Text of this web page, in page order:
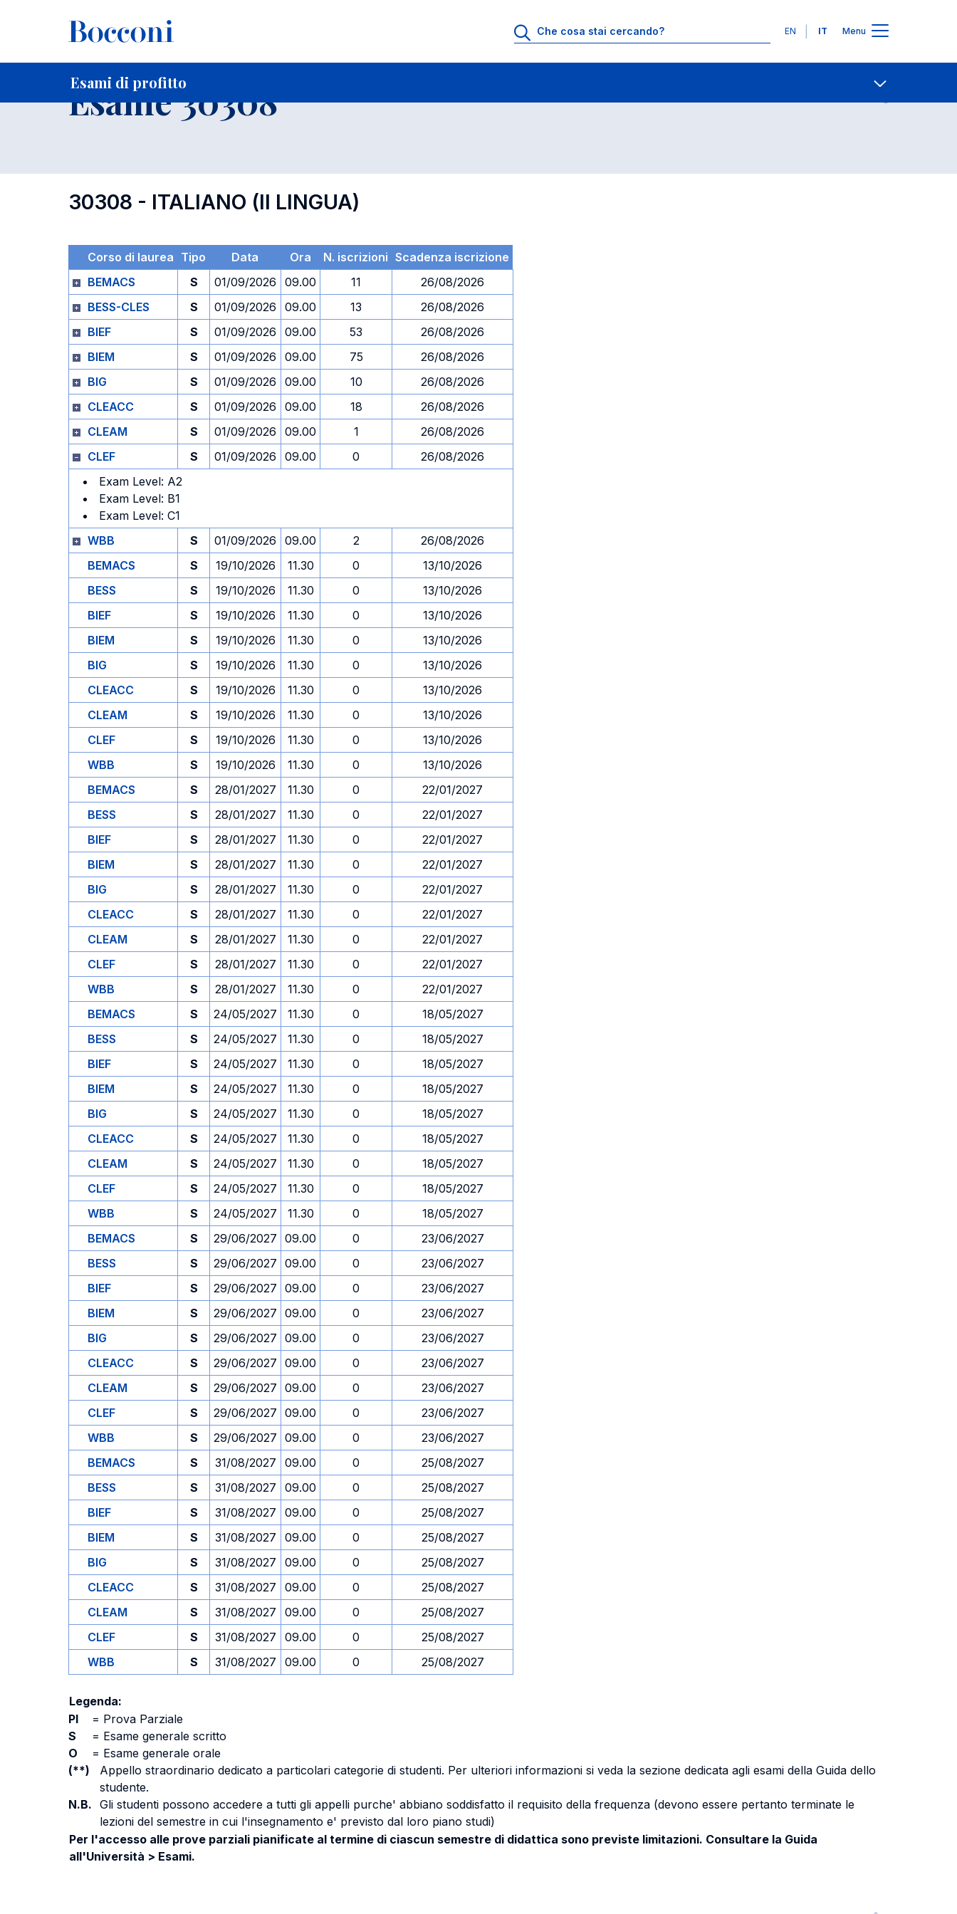
Lingue
EN IT Menu
Esami di profitto
Home Per studenti iscritti Contatti
Esame 30308
30308 - ITALIANO (II LINGUA)
Corso di laurea Tipo Data Ora N. iscrizioni Scadenza iscrizione
BEMACS
S 01/09/2026 09.00 11
26/08/2026
BESS-CLES
S 01/09/2026 09.00 13
26/08/2026
BIEF
S 01/09/2026 09.00 53
26/08/2026
BIEM
S 01/09/2026 09.00 75
26/08/2026
BIG
S 01/09/2026 09.00 10
26/08/2026
CLEACC
S 01/09/2026 09.00 18
26/08/2026
CLEAM
S 01/09/2026 09.00 1
26/08/2026
CLEF
S 01/09/2026 09.00 0
26/08/2026
Exam Level: A2
Exam Level: B1
Exam Level: C1
WBB
S 01/09/2026 09.00 2
26/08/2026
BEMACS
S 19/10/2026 11.30 0
13/10/2026
BESS
S 19/10/2026 11.30 0
13/10/2026
BIEF
S 19/10/2026 11.30 0
13/10/2026
BIEM
S 19/10/2026 11.30 0
13/10/2026
BIG
S 19/10/2026 11.30 0
13/10/2026
CLEACC
S 19/10/2026 11.30 0
13/10/2026
CLEAM
S 19/10/2026 11.30 0
13/10/2026
CLEF
S 19/10/2026 11.30 0
13/10/2026
WBB
S 19/10/2026 11.30 0
13/10/2026
BEMACS
S 28/01/2027 11.30 0
22/01/2027
BESS
S 28/01/2027 11.30 0
22/01/2027
BIEF
S 28/01/2027 11.30 0
22/01/2027
BIEM
S 28/01/2027 11.30 0
22/01/2027
BIG
S 28/01/2027 11.30 0
22/01/2027
CLEACC
S 28/01/2027 11.30 0
22/01/2027
CLEAM
S 28/01/2027 11.30 0
22/01/2027
CLEF
S 28/01/2027 11.30 0
22/01/2027
WBB
S 28/01/2027 11.30 0
22/01/2027
BEMACS
S 24/05/2027 11.30 0
18/05/2027
BESS
S 24/05/2027 11.30 0
18/05/2027
BIEF
S 24/05/2027 11.30 0
18/05/2027
BIEM
S 24/05/2027 11.30 0
18/05/2027
BIG
S 24/05/2027 11.30 0
18/05/2027
CLEACC
S 24/05/2027 11.30 0
18/05/2027
CLEAM
S 24/05/2027 11.30 0
18/05/2027
CLEF
S 24/05/2027 11.30 0
18/05/2027
WBB
S 24/05/2027 11.30 0
18/05/2027
BEMACS
S 29/06/2027 09.00 0
23/06/2027
BESS
S 29/06/2027 09.00 0
23/06/2027
BIEF
S 29/06/2027 09.00 0
23/06/2027
BIEM
S 29/06/2027 09.00 0
23/06/2027
BIG
S 29/06/2027 09.00 0
23/06/2027
CLEACC
S 29/06/2027 09.00 0
23/06/2027
CLEAM
S 29/06/2027 09.00 0
23/06/2027
CLEF
S 29/06/2027 09.00 0
23/06/2027
WBB
S 29/06/2027 09.00 0
23/06/2027
BEMACS
S 31/08/2027 09.00 0
25/08/2027
BESS
S 31/08/2027 09.00 0
25/08/2027
BIEF
S 31/08/2027 09.00 0
25/08/2027
BIEM
S 31/08/2027 09.00 0
25/08/2027
BIG
S 31/08/2027 09.00 0
25/08/2027
CLEACC
S 31/08/2027 09.00 0
25/08/2027
CLEAM
S 31/08/2027 09.00 0
25/08/2027
CLEF
S 31/08/2027 09.00 0
25/08/2027
WBB
S 31/08/2027 09.00 0 25/08/2027
Legenda:
PI
= Prova Parziale
S
= Esame generale scritto
O
= Esame generale orale
(**)
Appello straordinario dedicato a particolari categorie di studenti. Per ulteriori informazioni si veda la sezione dedicata agli esami della Guida dello
studente.
N.B. Gli studenti possono accedere a tutti gli appelli purche' abbiano soddisfatto il requisito della frequenza (devono essere pertanto terminate le
lezioni del semestre in cui l'insegnamento e' previsto dal loro piano studi)
Per l'accesso alle prove parziali pianificate al termine di ciascun semestre di didattica sono previste limitazioni. Consultare la Guida
all'Università > Esami.